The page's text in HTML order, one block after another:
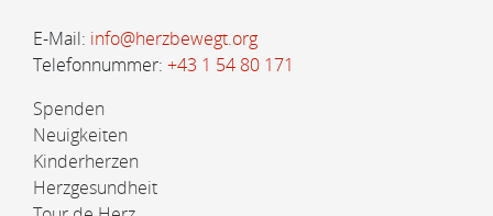
E-Mail: info@herzbewegt.org
Telefonnummer: +43 1 54 80 171
Spenden
Neuigkeiten
Kinderherzen
Herzgesundheit